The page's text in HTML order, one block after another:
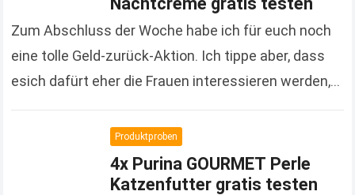
Zum Abschluss der Woche habe ich für euch noch
eine tolle Geld-zurück-Aktion. Ich tippe aber, dass
esich dafürt eher die Frauen interessieren werden,
Produktproben
4x Purina GOURMET Perle
Katzenfutter gratis testen